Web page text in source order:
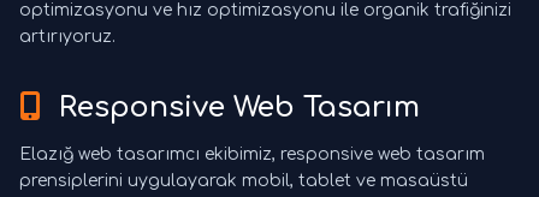
optimizasyonu ve hız optimizasyonu ile organik trafiğinizi
artırıyoruz.
Responsive Web Tasarım
Elazığ web tasarımcı ekibimiz, responsive web tasarım
prensiplerini uygulayarak mobil, tablet ve masaüstü